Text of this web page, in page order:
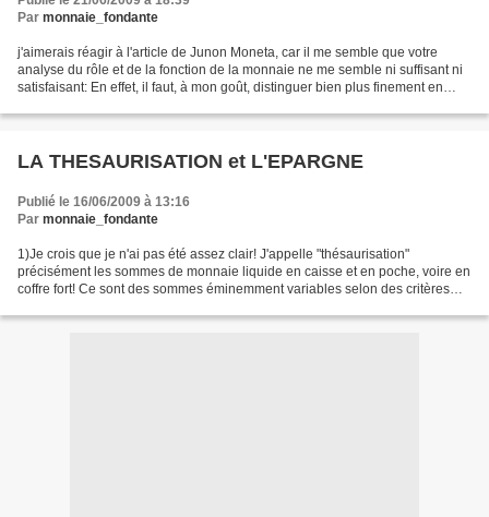
Par monnaie_fondante
j'aimerais réagir à l'article de Junon Moneta, car il me semble que votre
analyse du rôle et de la fonction de la monnaie ne me semble ni suffisant ni
satisfaisant: En effet, il faut, à mon goût, distinguer bien plus finement en
LA THESAURISATION et L'EPARGNE
Publié le 16/06/2009 à 13:16
Par monnaie_fondante
1)Je crois que je n'ai pas été assez clair! J'appelle "thésaurisation"
précisément les sommes de monnaie liquide en caisse et en poche, voire en
coffre fort! Ce sont des sommes éminemment variables selon des critères